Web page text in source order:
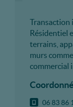
Transaction
Résidentiel
terrains,
murs
commercial
06 83 86